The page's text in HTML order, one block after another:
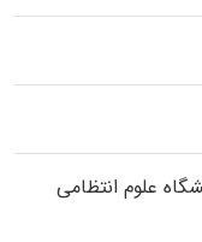
ﻋﻠﻮم انتظامی